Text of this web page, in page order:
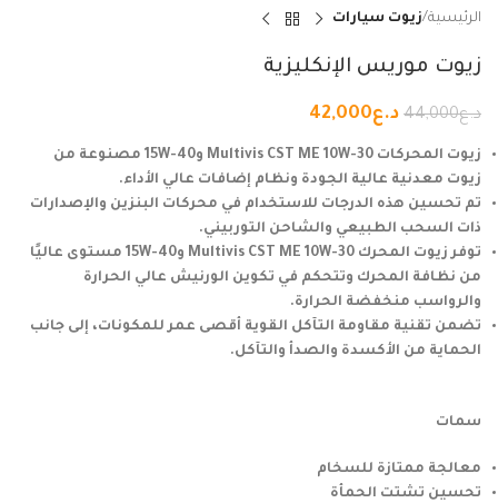
الرئيسية زيوت سيارات
زيوت موريس الإنكليزية
د.ع44,000 د.ع42,000
زيوت المحركات Multivis CST ME 10W-30 و15W-40 مصنوعة من
زيوت معدنية عالية الجودة ونظام إضافات عالي الأداء.
تم تحسين هذه الدرجات للاستخدام في محركات البنزين والإصدارات
ذات السحب الطبيعي والشاحن التوربيني.
توفر زيوت المحرك Multivis CST ME 10W-30 و15W-40 مستوى عاليًا
من نظافة المحرك وتتحكم في تكوين الورنيش عالي الحرارة
والرواسب منخفضة الحرارة.
تضمن تقنية مقاومة التآكل القوية أقصى عمر للمكونات، إلى جانب
الحماية من الأكسدة والصدأ والتآكل.
سمات
معالجة ممتازة للسخام
تحسين تشتت الحمأة